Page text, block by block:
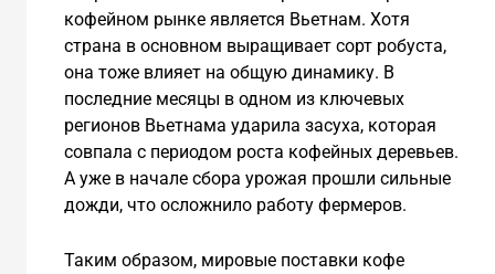
кофейном рынке является Вьетнам. Хотя
страна в основном выращивает сорт робуста,
она тоже влияет на общую динамику. В
последние месяцы в одном из ключевых
регионов Вьетнама ударила засуха, которая
совпала с периодом роста кофейных деревьев.
А уже в начале сбора урожая прошли сильные
дожди, что осложнило работу фермеров.
Таким образом, мировые поставки кофе